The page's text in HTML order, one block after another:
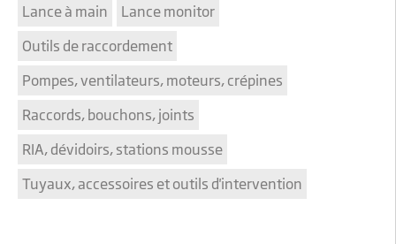
Lance à main
Lance monitor
Outils de raccordement
Pompes, ventilateurs, moteurs, crépines
Raccords, bouchons, joints
RIA, dévidoirs, stations mousse
Tuyaux, accessoires et outils d'intervention